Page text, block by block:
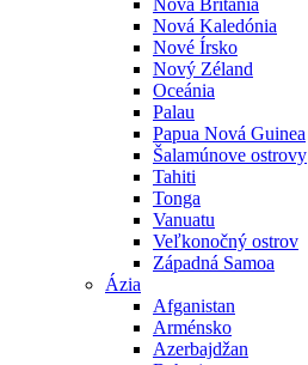
Nová Británia
Nová Kaledónia
Nové Írsko
Nový Zéland
Oceánia
Palau
Papua Nová Guinea
Šalamúnove ostrovy
Tahiti
Tonga
Vanuatu
Veľkonočný ostrov
Západná Samoa
Ázia
Afganistan
Arménsko
Azerbajdžan